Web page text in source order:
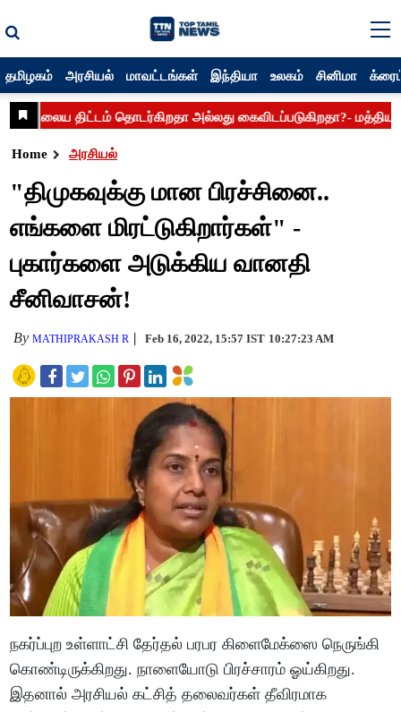
தமிழகம் அரசியல் மாவட்டங்கள் இந்தியா உலகம் சினிமா
Home அரசியல்
"திமுகவுக்கு மான பிரச்சினை..
எங்களை மிரட்டுகிறார்கள்" -
புகார்களை அடுக்கிய வானதி
சீனிவாசன்!
ByMATHIPRAKASH R Feb 16, 2022, 15:57 IST 10:27:23 AM
நகர்ப்புற உள்ளாட்சி தேர்தல் பரபர கிளைமேக்ஸை நெருங்கி
கொண்டிருக்கிறது. நாளையோடு பிரச்சாரம் ஓய்கிறது.
இதனால் அரசியல் கட்சித் தலைவர்கள் தீவிரமாக